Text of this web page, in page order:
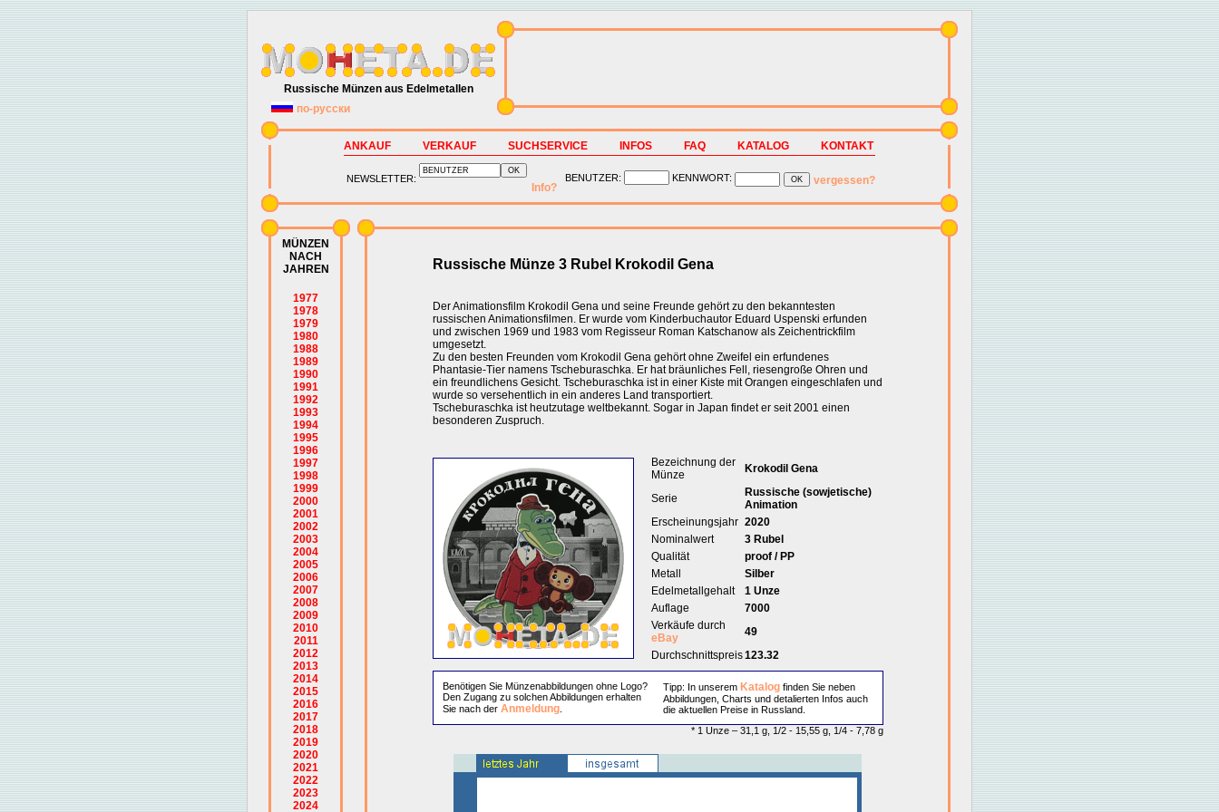
Russische Münzen aus Edelmetallen
по-русски
ANKAUF VERKAUF SUCHSERVICE INFOS FAQ KATALOG KONTAKT
NEWSLETTER:
Info?
BENUTZER: KENNWORT: vergessen?
MÜNZEN
NACH
JAHREN
1977
1978
1979
1980
1988
1989
1990
1991
1992
1993
1994
1995
1996
1997
1998
1999
2000
2001
2002
2003
2004
2005
2006
2007
2008
2009
2010
2011
2012
2013
2014
2015
2016
2017
2018
2019
2020
2021
2022
2023
2024
Russische Münze 3 Rubel Krokodil Gena
Der Animationsfilm Krokodil Gena und seine Freunde gehört zu den bekanntesten
russischen Animationsfilmen. Er wurde vom Kinderbuchautor Eduard Uspenski erfunden
und zwischen 1969 und 1983 vom Regisseur Roman Katschanow als Zeichentrickfilm
umgesetzt.
Zu den besten Freunden vom Krokodil Gena gehört ohne Zweifel ein erfundenes
Phantasie-Tier namens Tscheburaschka. Er hat bräunliches Fell, riesengroße Ohren und
ein freundlichens Gesicht. Tscheburaschka ist in einer Kiste mit Orangen eingeschlafen und
wurde so versehentlich in ein anderes Land transportiert.
Tscheburaschka ist heutzutage weltbekannt. Sogar in Japan findet er seit 2001 einen
besonderen Zuspruch.
Bezeichnung der
Münze
Krokodil Gena
Serie
Russische (sowjetische)
Animation
Erscheinungsjahr 2020
Nominalwert
3 Rubel
Qualität
proof / PP
Metall
Silber
Edelmetallgehalt
1 Unze
Auflage
7000
Verkäufe durch
eBay
49
Durchschnittspreis123.32
Benötigen Sie Münzenabbildungen ohne Logo?
Den Zugang zu solchen Abbildungen erhalten
Sie nach der Anmeldung.
Tipp: In unserem Katalogfinden Sie neben
Abbildungen, Charts und detalierten Infos auch
die aktuellen Preise in Russland.
* 1 Unze – 31,1 g, 1/2 - 15,55 g, 1/4 - 7,78 g